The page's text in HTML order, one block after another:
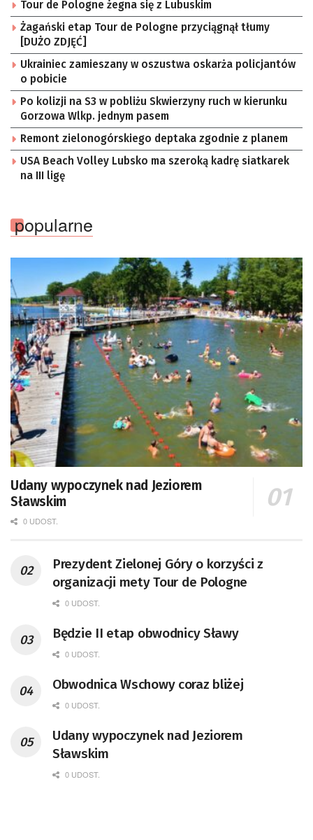
Tour de Pologne żegna się z Lubuskim
Żagański etap Tour de Pologne przyciągnął tłumy
[DUŻO ZDJĘĆ]
Ukrainiec zamieszany w oszustwa oskarża policjantów
o pobicie
Po kolizji na S3 w pobliżu Skwierzyny ruch w kierunku
Gorzowa Wlkp. jednym pasem
Remont zielonogórskiego deptaka zgodnie z planem
USA Beach Volley Lubsko ma szeroką kadrę siatkarek
na III ligę
popularne
Udany wypoczynek nad Jeziorem
Sławskim
0 UDOST.
Prezydent Zielonej Góry o korzyści z
organizacji mety Tour de Pologne
0 UDOST.
Będzie II etap obwodnicy Sławy
0 UDOST.
Obwodnica Wschowy coraz bliżej
0 UDOST.
Udany wypoczynek nad Jeziorem
Sławskim
0 UDOST.